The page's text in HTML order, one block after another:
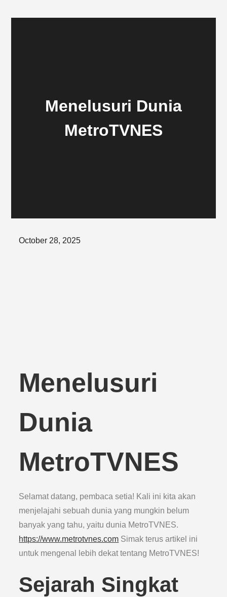
Menelusuri Dunia
MetroTVNES
Posted
October 28, 2025
Menelusuri
Dunia
MetroTVNES
Selamat datang, pembaca setia! Kali ini kita akan
menjelajahi sebuah dunia yang mungkin belum
banyak yang tahu, yaitu dunia MetroTVNES.
https://www.metrotvnes.com Simak terus artikel ini
untuk mengenal lebih dekat tentang MetroTVNES!
Sejarah Singkat